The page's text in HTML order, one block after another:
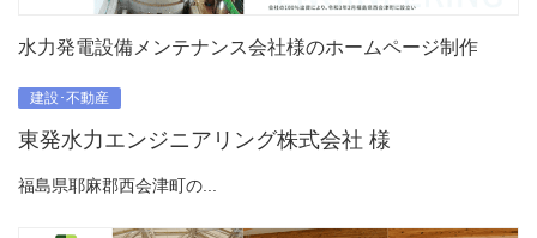
水力発電設備メンテナンス会社様のホームページ制作
建設･不動産
東発水力エンジニアリング株式会社 様
福島県耶麻郡西会津町の...